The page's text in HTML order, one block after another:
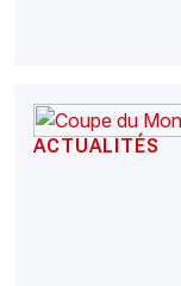
ACTUALITÉS